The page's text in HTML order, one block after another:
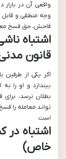
واقعی آن در
وجه منطقی و
فاحش، حق فسخ
قانون
اگر یکی از طرفین
بیندازد و او را
بطلان نرسد،
تواند معامله را
است.
اشتباه در
خاص)